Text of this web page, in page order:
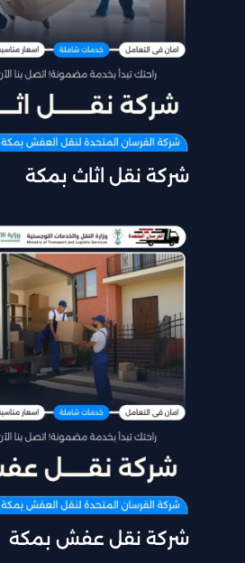
شركة نقل اثاث بمكة
شركة نقل عفش بمكة